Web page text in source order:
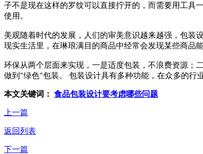
子不是现在这样的罗纹可以直接拧开的，而需要用工具
使用。
美观随着时代的发展，人们的审美意识越来越强，包装
现实生活里，在琳琅满目的商品中经常会发现某些商品
环保从两个层面来实现，一是适度包装，不浪费资源；
做到"绿色"包装。 包装设计具有多种功能，在众多的行
本文关键词： 食品包装设计要考虑哪些问题
上一篇
返回列表
下一篇